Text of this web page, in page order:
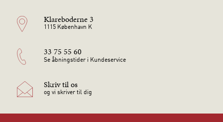
Klareboderne 3
1115 København K
33 75 55 60
Se åbningstider i Kundeservice
Skriv til os
og vi skriver til dig